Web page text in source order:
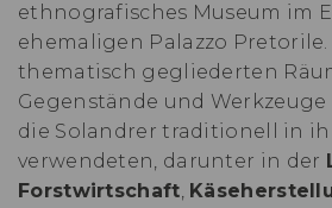
ethnografisches Museum im
ehemaligen Palazzo
thematisch gegliederten
Gegenstände und
die Solandrer traditionell in
verwendeten, darunter in der
Forstwirtschaft,